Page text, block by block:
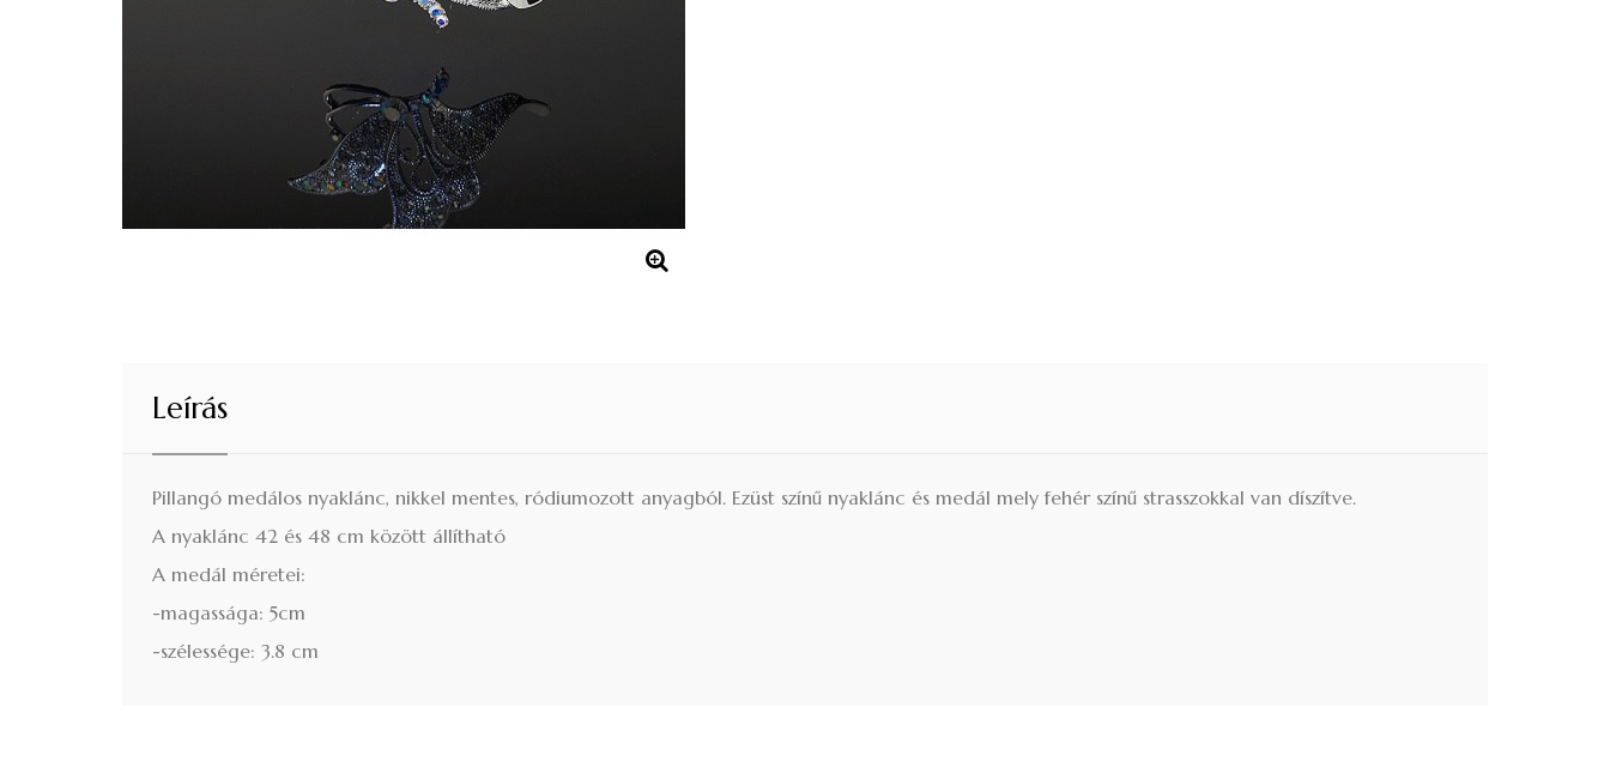
Leírás
Pillangó medálos nyaklánc, nikkel mentes, ródiumozott anyagból. Ezüst színű nyaklánc és medál mely fehér színű strasszokkal van díszítve.
A nyaklánc 42 és 48 cm között állítható
A medál méretei:
-magassága: 5cm
-szélessége: 3.8 cm